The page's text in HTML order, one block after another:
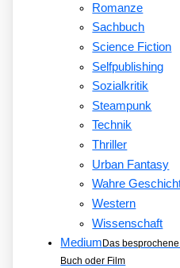
Romanze
Sachbuch
Science Fiction
Selfpublishing
Sozialkritik
Steampunk
Technik
Thriller
Urban Fantasy
Wahre
Western
Wissenschaft
Medium Das
Buch oder Film